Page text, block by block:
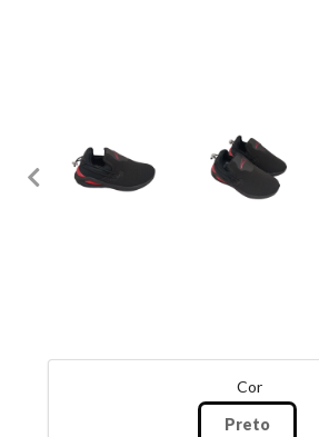
Cor
Preto